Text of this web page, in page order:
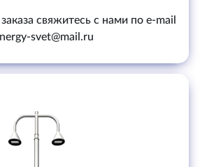
свяжитесь с нами по e-mail
svet@mail.ru